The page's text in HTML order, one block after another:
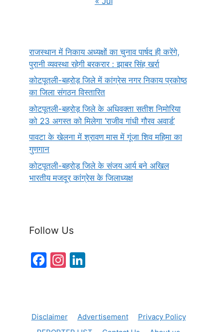
राजस्थान में निकाय अध्यक्षों का चुनाव पार्षद ही करेंगे,
पुरानी व्यवस्था रहेगी बरकरार : झाबर सिंह खर्रा
कोटपूतली-बहरोड़ जिले में कांग्रेस नगर निकाय प्रकोष्ठ
का जिला संगठन विस्तारित
कोटपूतली-बहरोड़ जिले के अधिवक्ता सतीश निमोरिया
को 23 अगस्त को मिलेगा ‘राजीव गांधी गौरव अवार्ड’
पावटा के खेलना में श्रावण मास में गूंजा शिव महिमा का
गुणगान
कोटपूतली-बहरोड़ जिले के संजय आर्य बने अखिल
भारतीय मजदूर कांग्रेस के जिलाध्यक्ष
Follow Us
F
b
In
a
dI
Disclaimer Advertisement
Privacy Policy